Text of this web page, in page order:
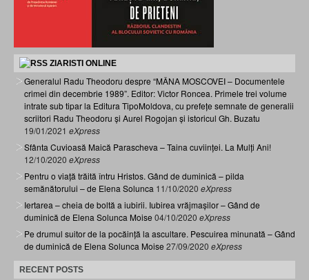
ZIARISTI ONLINE
Generalul Radu Theodoru despre “MÂNA MOSCOVEI – Documentele
crimei din decembrie 1989”. Editor: Victor Roncea. Primele trei volume
intrate sub tipar la Editura TipoMoldova, cu prefețe semnate de generalii
scriitori Radu Theodoru și Aurel Rogojan și istoricul Gh. Buzatu
19/01/2021 eXpress
Sfânta Cuvioasă Maică Parascheva – Taina cuviinței. La Mulți Ani!
12/10/2020 eXpress
Pentru o viață trăită întru Hristos. Gând de duminică – pilda
semănătorului – de Elena Solunca 11/10/2020 eXpress
Iertarea – cheia de boltă a iubirii. Iubirea vrăjmașilor – Gând de
duminică de Elena Solunca Moise 04/10/2020 eXpress
Pe drumul suitor de la pocăință la ascultare. Pescuirea minunată – Gând
de duminică de Elena Solunca Moise 27/09/2020 eXpress
RECENT POSTS